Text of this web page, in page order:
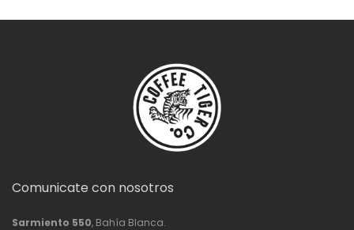
Comunicate con nosotros
Sarmiento 550, Bahía Blanca.